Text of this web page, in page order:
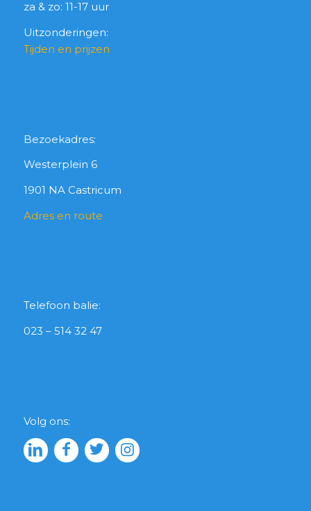
za & zo: 11-17 uur
Uitzonderingen:
Tijden en prijzen
Bezoekadres:
Westerplein 6
1901 NA Castricum
Adres en route
Telefoon balie:
023 – 514 32 47
Volg ons: